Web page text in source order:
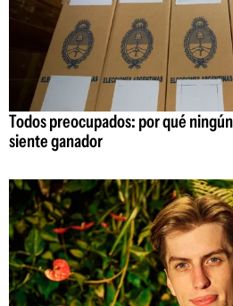
Todos preocupados: por qué
siente ganador